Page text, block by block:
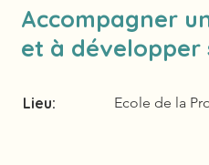
Accompagner
et à développer
Lieu: Ecole de la